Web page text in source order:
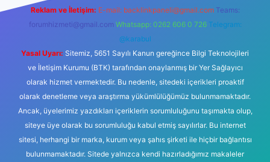
Reklam ve İletişim: E-mail: backlinkpaneli@gmail.com Teams:
forumhizmeti@gmail.com Whatsapp: 0262 606 0 726 Telegram:
@karabul
Yasal Uyarı: Sitemiz, 5651 Sayılı Kanun gereğince Bilgi Teknolojileri
ve İletişim Kurumu (BTK) tarafından onaylanmış bir Yer Sağlayıcı
olarak hizmet vermektedir. Bu nedenle, sitedeki içerikleri proaktif
olarak denetleme veya araştırma yükümlülüğümüz bulunmamaktadır.
Ancak, üyelerimiz yazdıkları içeriklerin sorumluluğunu taşımakta olup,
siteye üye olarak bu sorumluluğu kabul etmiş sayılırlar. Bu internet
sitesi, herhangi bir marka, kurum veya şahıs şirketi ile hiçbir bağlantısı
bulunmamaktadır. Sitede yalnızca kendi hazırladığımız makaleler